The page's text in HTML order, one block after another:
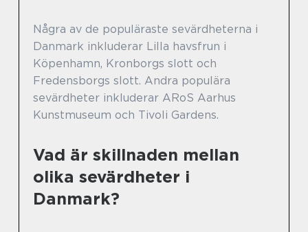
Några av de populäraste sevärdheterna i
Danmark inkluderar Lilla havsfrun i
Köpenhamn, Kronborgs slott och
Fredensborgs slott. Andra populära
sevärdheter inkluderar ARoS Aarhus
Kunstmuseum och Tivoli Gardens.
Vad är skillnaden mellan
olika sevärdheter i
Danmark?